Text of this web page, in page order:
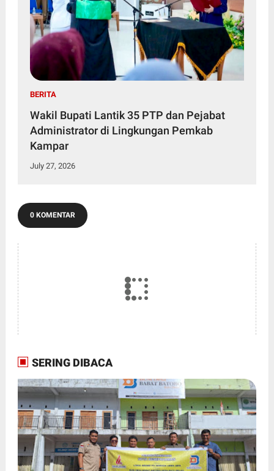
BERITA
Wakil Bupati Lantik 35 PTP dan Pejabat
Administrator di Lingkungan Pemkab
Kampar
July 27, 2026
0 KOMENTAR
SERING DIBACA